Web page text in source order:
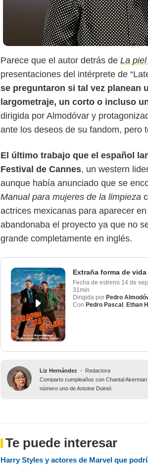
Parece que el autor detrás de La
presentaciones del intérprete de
se preguntaron si tal vez planean
largometraje, un corto o incluso
dirigida por Almodóvar y
ante los deseos de su fandom, pero
El último trabajo que el español
Festival de Cannes, un western
aunque había anunciado que se
Manual para mujeres de la limpieza
actrices mexicanas para aparecer
abandonaba el proyecto ya que no
grande completamente en inglés.
Extraña forma de vida
Fecha de estreno 14 de
31min
Dirigida por Pedro
Con Pedro Pascal , Ethan
Liz Hernández - Redactora
Comparto cumpleaños con Chantal
número uno de Antoine Doinel.
Te puede interesar
Harry Styles y actores de Marvel que